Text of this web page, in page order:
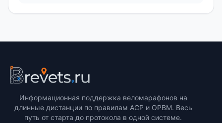
Информационная поддержка веломарафонов на
длинные дистанции по правилам ACP и ОРВМ. Весь
путь от старта до протокола в одной системе.